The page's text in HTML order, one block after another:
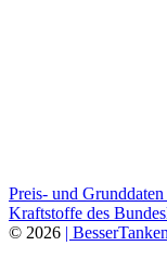
Preis- und
Kraftstoffe des
© 2026 | BesserTanken